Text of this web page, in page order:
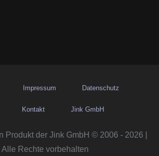
Impressum Datenschutz
Kontakt Jink GmbH
Produkt der Jink GmbH © 2006 - 2026 |
Alle Rechte vorbehalten